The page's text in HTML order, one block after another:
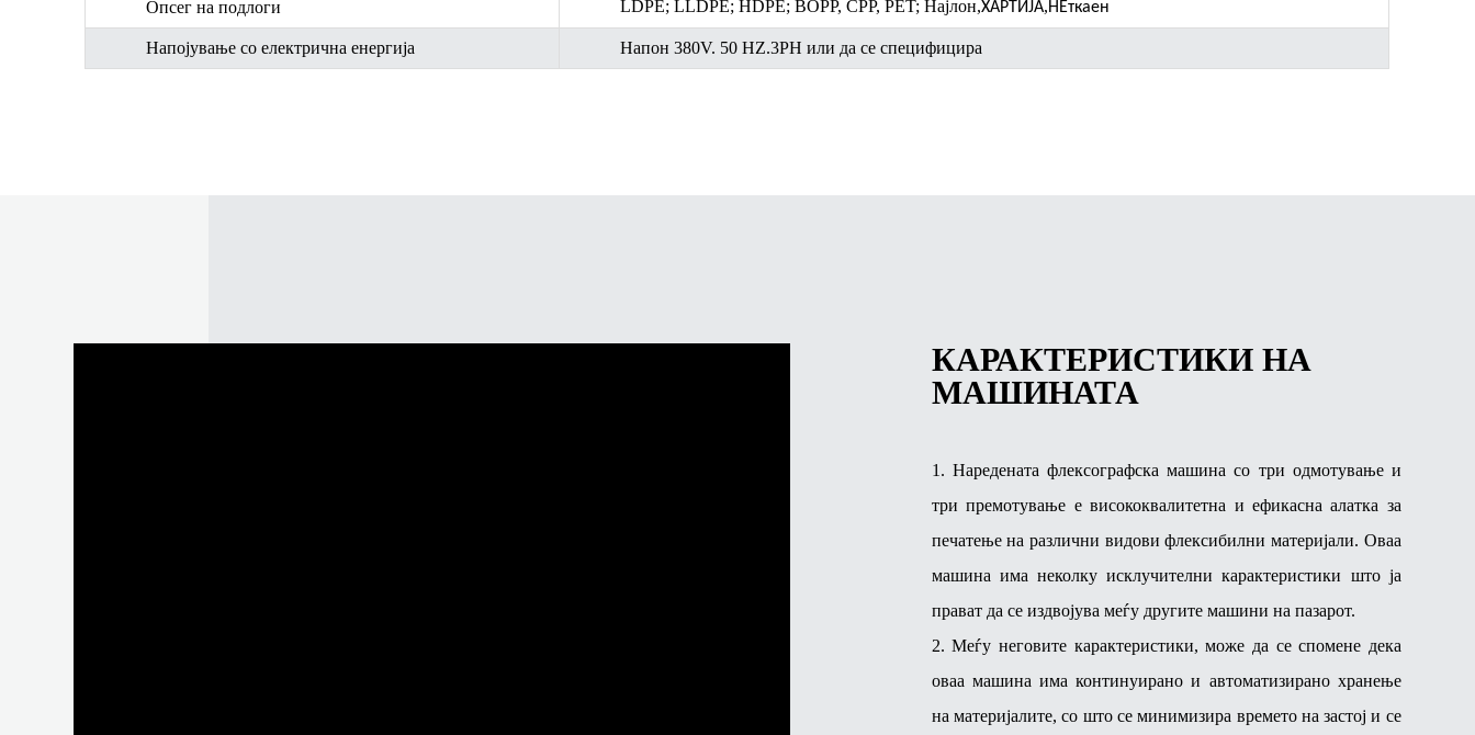
Опсег на подлоги LDPE; LLDPE; HDPE; BOPP, CPP, PET; Најлон,ХАРТИЈА,НЕткаен
Напојување со електрична енергија Напон 380V. 50 HZ.3PH или да се специфицира
КАРАКТЕРИСТИКИ НА
МАШИНАТА
1. Наредената флексографска машина со три одмотување и
три премотување е висококвалитетна и ефикасна алатка за
печатење на различни видови флексибилни материјали. Оваа
машина има неколку исклучителни карактеристики што ја
прават да се издвојува меѓу другите машини на пазарот.
2. Меѓу неговите карактеристики, може да се спомене дека
оваа машина има континуирано и автоматизирано хранење
на материјалите, со што се минимизира времето на застој и се